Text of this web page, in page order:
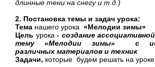
длинные тени на снегу и т.д.)
2. Постановка темы и задач урока:
Тема нашего урока «Мелодии зимы»
Цель урока - создание
тему «Мелодии зимы» с
различных материалов и техник
Задачи, которые будем решать на